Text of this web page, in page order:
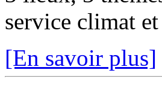
service climat
[En savoir plus]